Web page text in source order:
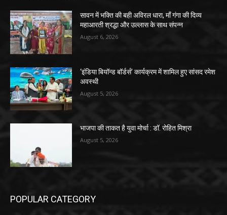
सावन में भक्ति की बही अविरल धारा, माँ गंगा की दिव्य
महाआरती श्रद्धा और उल्लास के साथ संपन्न
August 6, 2026
‘इंडिया बियॉन्ड बॉर्डर्स’ कार्यक्रम में शामिल हुए सांसद रमेश
अवस्थी
August 5, 2026
भाजपा की ताकत है युवा मोर्चा : डॉ. रोहित मिश्रा
August 5, 2026
POPULAR CATEGORY